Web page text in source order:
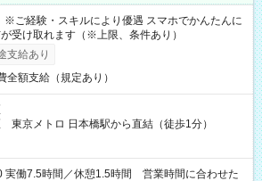
ご経験・スキルにより優遇 スマホでかんたんに
受け取れます（※上限、条件あり）
支給あり
全額支給（規定あり）
東京メトロ 日本橋駅から直結（徒歩1分）